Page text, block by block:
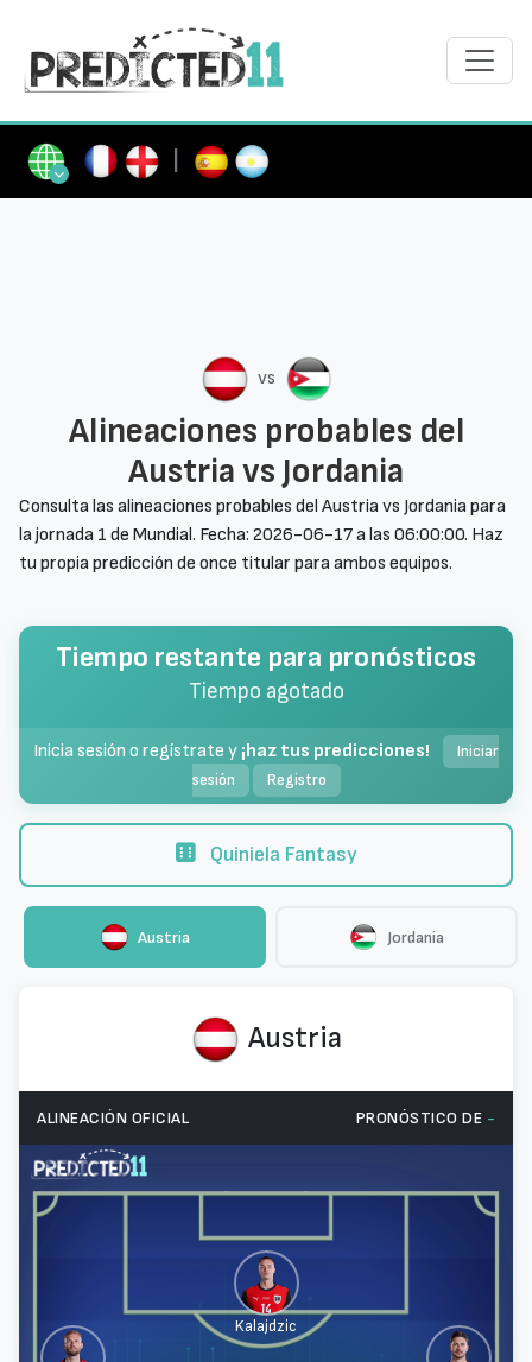
vs
Alineaciones probables del
Austria vs Jordania
Consulta las alineaciones probables del Austria vs Jordania para
la jornada 1 de Mundial. Fecha: 2026-06-17 a las 06:00:00. Haz
tu propia predicción de once titular para ambos equipos.
Tiempo restante para pronósticos
Tiempo agotado
Inicia sesión o regístrate y ¡haz tus predicciones!
Iniciar
sesión
Registro
Quiniela Fantasy
Austria Jordania
Austria
ALINEACIÓN OFICIAL PRONÓSTICO DE -
Kalajdzic